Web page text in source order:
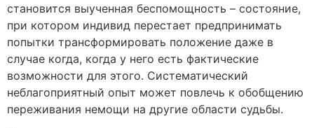
становится выученная беспомощность – состояние,
при котором индивид перестает предпринимать
попытки трансформировать положение даже в
случае когда, когда у него есть фактические
возможности для этого. Систематический
неблагоприятный опыт может повлечь к обобщению
переживания немощи на другие области судьбы.